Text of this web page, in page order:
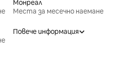
Монреал
Места за месечно наемане
Повече информация